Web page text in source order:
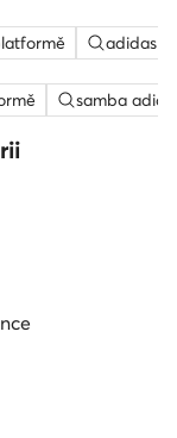
adidas
samba